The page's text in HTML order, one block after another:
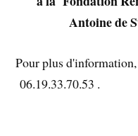
Antoine de
Pour plus
06.19.33.70.53 .